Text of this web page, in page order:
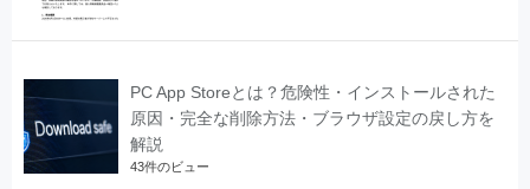
PC App Storeとは？危険性・インストールされた
原因・完全な削除方法・ブラウザ設定の戻し方を
解説
43件のビュー